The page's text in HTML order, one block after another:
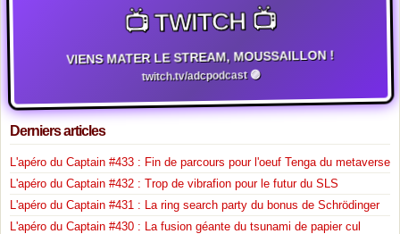
📺 TWITCH 📺
VIENS MATER LE STREAM, MOUSSAILLON !
twitch.tv/adcpodcast 🟣
Derniers articles
L'apéro du Captain #433 : Fin de parcours pour l'oeuf Tenga du metaverse
L'apéro du Captain #432 : Trop de vibrafion pour le futur du SLS
L'apéro du Captain #431 : La ring search party du bonus de Schrödinger
L'apéro du Captain #430 : La fusion géante du tsunami de papier cul